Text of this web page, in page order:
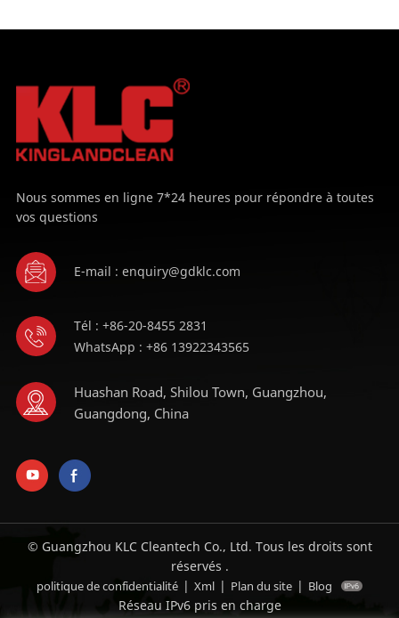
Nous sommes en ligne 7*24 heures pour répondre à toutes
vos questions
E-mail : enquiry@gdklc.com
Tél : +86-20-8455 2831
WhatsApp : +86 13922343565
Huashan Road, Shilou Town, Guangzhou,
Guangdong, China
© Guangzhou KLC Cleantech Co., Ltd. Tous les droits sont
réservés .
politique de confidentialité | Xml | Plan du site | Blog
Réseau IPv6 pris en charge